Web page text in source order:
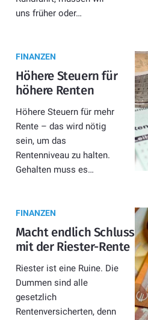
uns früher oder…
FINANZEN
Höhere Steuern für
höhere Renten
Höhere Steuern für mehr
Rente – das wird nötig
sein, um das
Rentenniveau zu halten.
Gehalten muss es…
FINANZEN
Macht endlich Schluss
mit der Riester-Rente
Riester ist eine Ruine. Die
Dummen sind alle
gesetzlich
Rentenversicherten, denn